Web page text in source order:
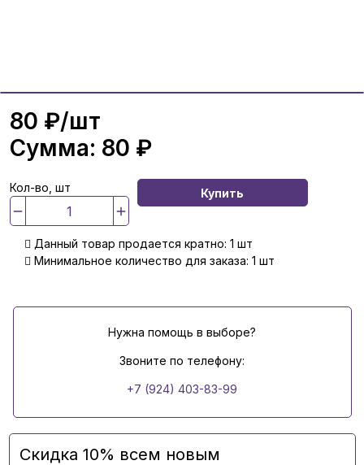
80 ₽/шт
Сумма: 80 ₽
Кол-во, шт Купить
Данный товар продается кратно: 1 шт
Минимальное количество для заказа: 1 шт
Нужна помощь в выборе?
Звоните по телефону:
+7 (924) 403-83-99
Скидка 10% всем новым